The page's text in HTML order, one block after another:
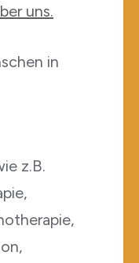
uns.
in
z.B.